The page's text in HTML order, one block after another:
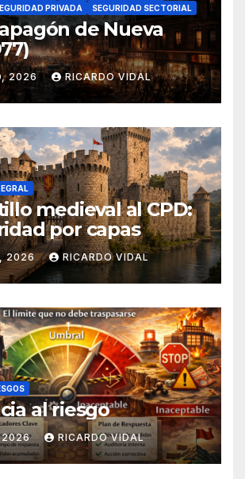
PRIVADA
SEGURIDAD SECTORIAL
de Nueva
2026 RICARDO VIDAL
medieval al CPD:
por capas
2026 RICARDO VIDAL
al riesgo
2026 RICARDO VIDAL